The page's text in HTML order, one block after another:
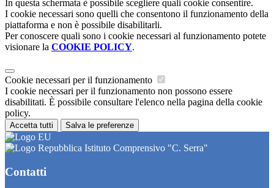
In questa schermata è possibile scegliere quali cookie consentire.
I cookie necessari sono quelli che consentono il funzionamento della
piattaforma e non è possibile disabilitarli.
Per conoscere quali sono i cookie necessari al funzionamento potete
visionare la COOKIE POLICY.
Cookie necessari per il funzionamento
I cookie necessari per il funzionamento non possono essere
disabilitati. È possibile consultare l'elenco nella pagina della cookie
policy.
Accetta tutti Salva le preferenze
Istituto Comprensivo "C. Serra"
Contatti